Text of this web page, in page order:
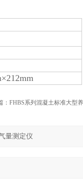
： FHBS系列混凝土标准大型